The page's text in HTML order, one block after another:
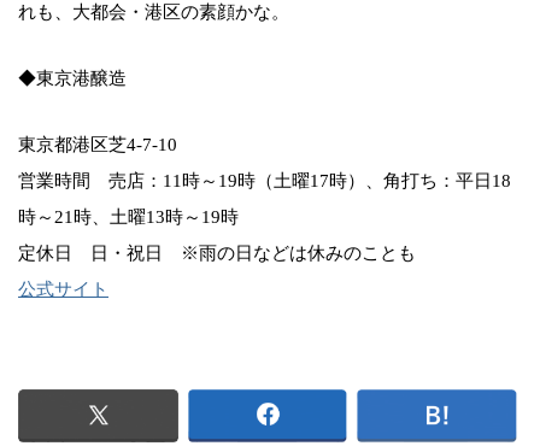
れも、大都会・港区の素顔かな。
◆東京港醸造
東京都港区芝4-7-10
営業時間 売店：11時～19時（土曜17時）、角打ち：平日18
時～21時、土曜13時～19時
定休日 日・祝日 ※雨の日などは休みのことも
公式サイト